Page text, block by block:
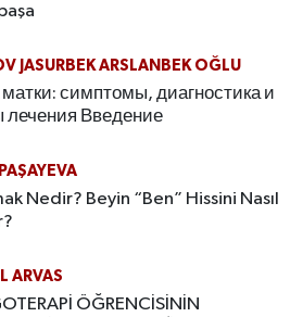
JASURBEK ARSLANBEK OĞLU
симптомы, диагностика и
лечения Введение
Nedir? Beyin “Ben” Hissini Nasıl
ARVAS
ÖĞRENCİSİNİN